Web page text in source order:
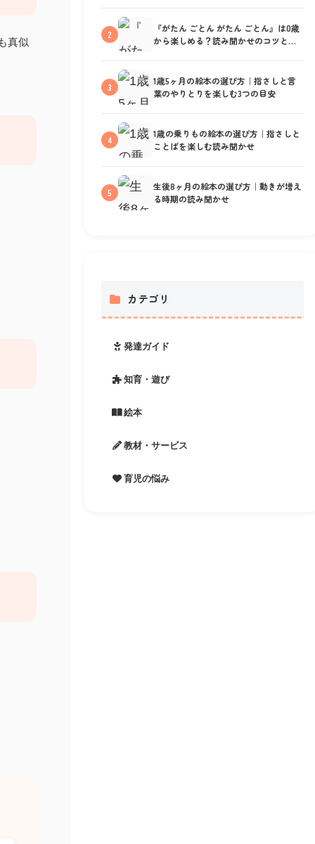
真似
2
『がたん ごとん がたん ごとん』は0歳
から楽しめる？読み聞かせのコツと反
3
1歳5ヶ月の絵本の選び方｜指さしと言
葉のやりとりを楽しむ3つの目安
4
1歳の乗りもの絵本の選び方｜指さしと
ことばを楽しむ読み聞かせ
5
生後8ヶ月の絵本の選び方｜動きが増え
る時期の読み聞かせ
カテゴリ
発達ガイド
知育・遊び
絵本
教材・サービス
育児の悩み